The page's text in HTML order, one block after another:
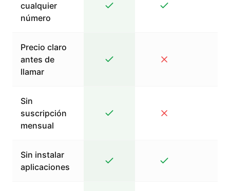
cualquier
número
Precio claro
antes de
llamar
Sin
suscripción
mensual
Sin instalar
aplicaciones